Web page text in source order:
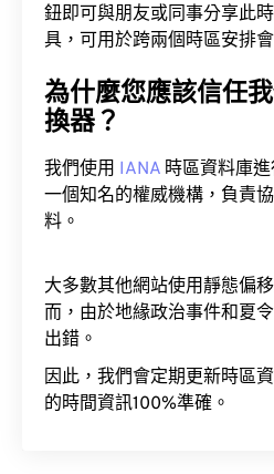
鈕即可與朋友或同事分享此
具，可用於跨兩個時區安排會
為什麼您應該信任
換器？
我們使用 IANA 時區資料庫
一個知名的權威機構，負責
料。
大多數其他網站使用靜態偏
而，由於地緣政治事件和夏
出錯。
因此，我們會定期更新時區
的時間資訊100%準確。